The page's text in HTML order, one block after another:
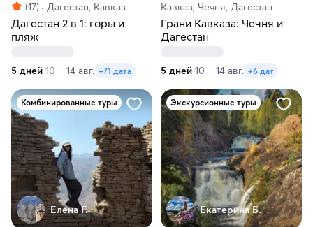
(17) Дагестан, Кавказ
Дагестан 2 в 1: горы и
пляж
5 дней 10 – 14 авг. +71 дата
Кавказ, Чечня, Дагестан
Грани Кавказа: Чечня и
Дагестан
5 дней 10 – 14 авг. +6 дат
Комбинированные туры
Елена Г.
Экскурсионные туры
Екатерина Б.